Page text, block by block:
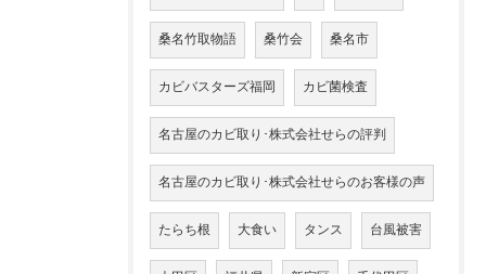
桑名竹取物語 桑竹会 桑名市
カビバスターズ福岡 カビ菌検査
名古屋のカビ取り･株式会社せらの評判
名古屋のカビ取り･株式会社せらのお客様の声
たらち根 大食い タンス 台風被害